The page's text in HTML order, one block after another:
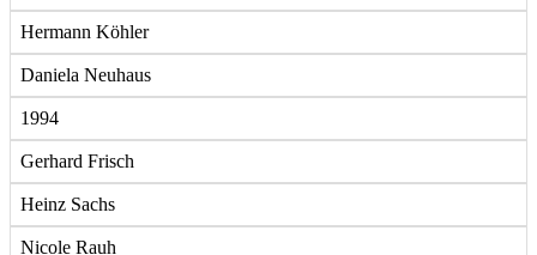
Hermann Köhler
Daniela Neuhaus
1994
Gerhard Frisch
Heinz Sachs
Nicole Rauh